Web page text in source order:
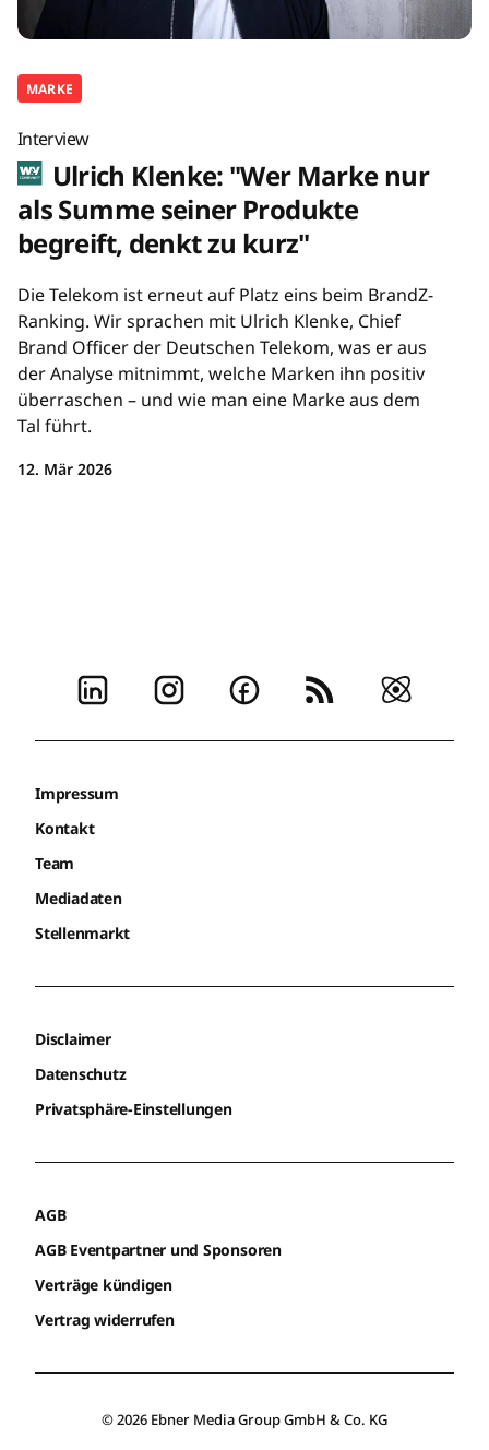
MARKE
Interview
Ulrich Klenke: "Wer Marke nur
als Summe seiner Produkte
begreift, denkt zu kurz"
Die Telekom ist erneut auf Platz eins beim BrandZ-
Ranking. Wir sprachen mit Ulrich Klenke, Chief
Brand Officer der Deutschen Telekom, was er aus
der Analyse mitnimmt, welche Marken ihn positiv
überraschen – und wie man eine Marke aus dem
Tal führt.
12. Mär 2026
Impressum
Kontakt
Team
Mediadaten
Stellenmarkt
Disclaimer
Datenschutz
Privatsphäre-Einstellungen
AGB
AGB Eventpartner und Sponsoren
Verträge kündigen
Vertrag widerrufen
© 2026 Ebner Media Group GmbH & Co. KG